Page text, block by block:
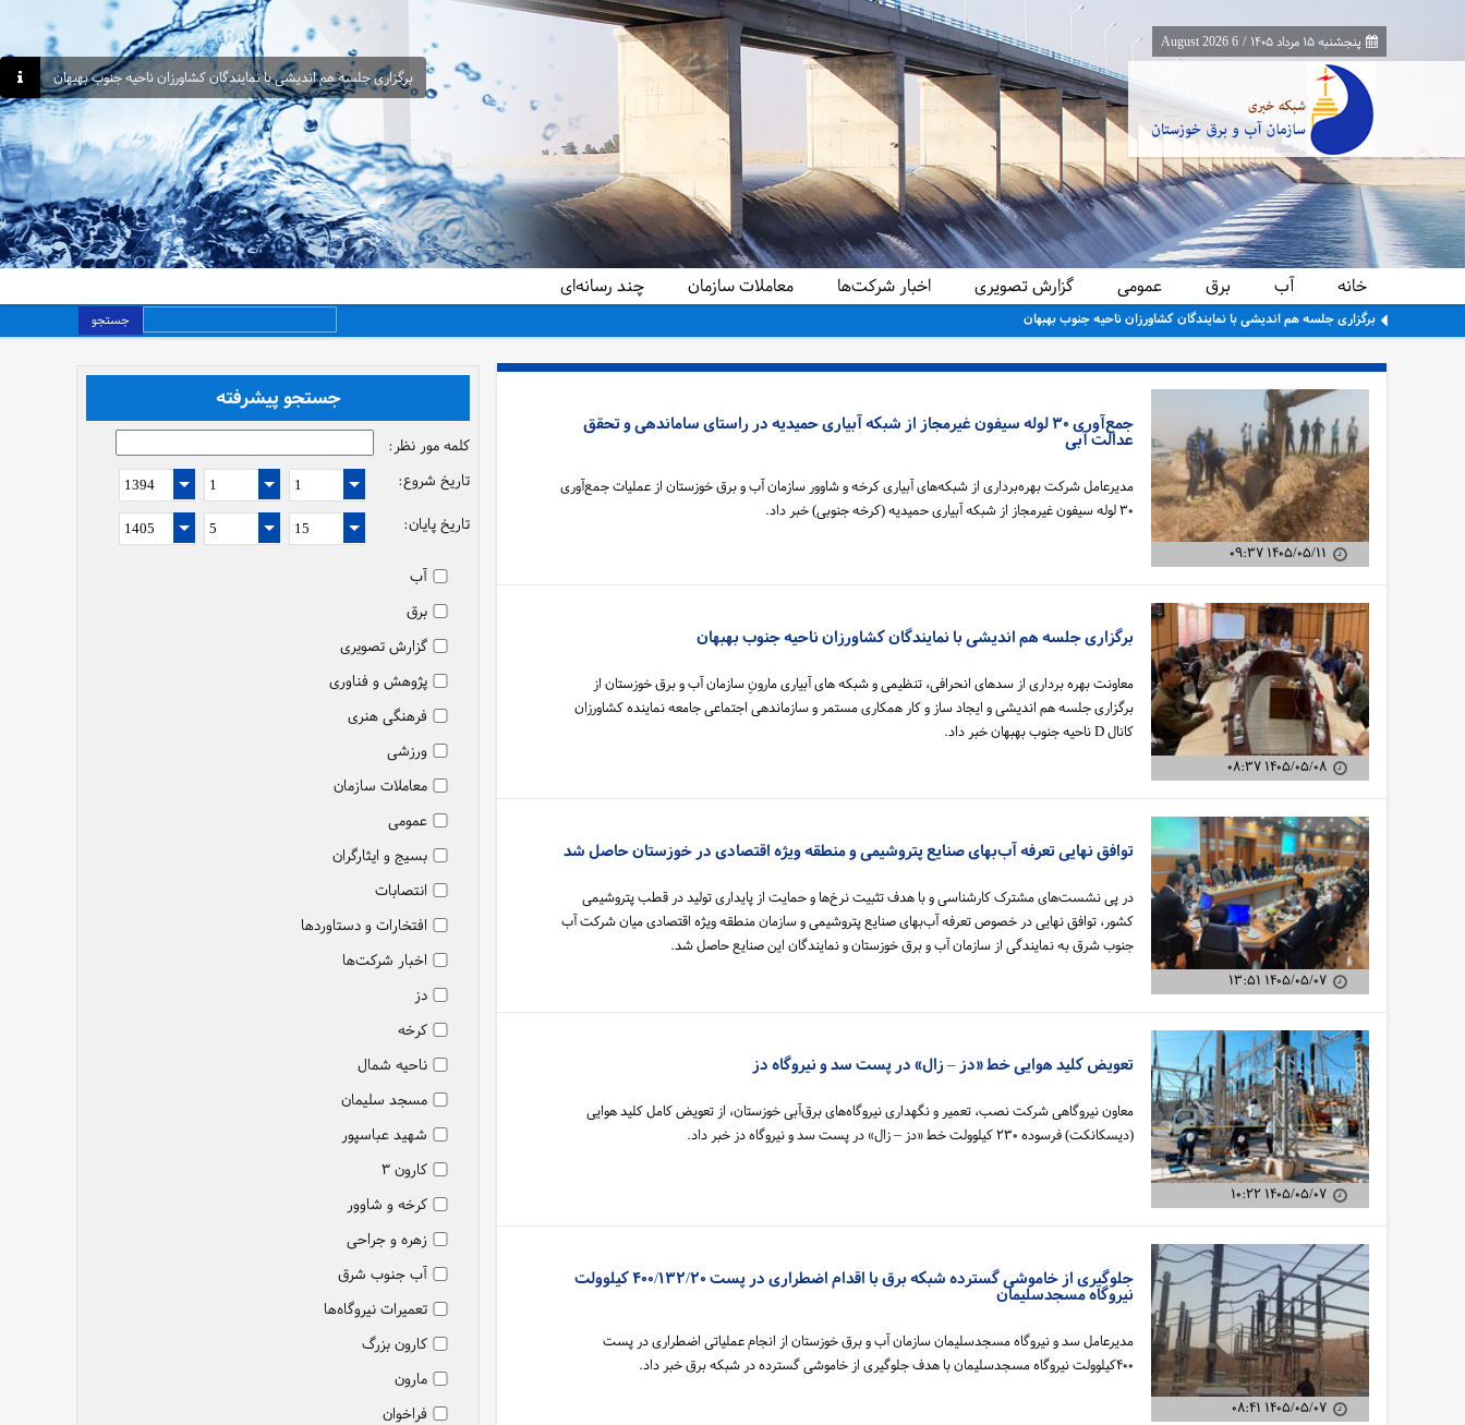
پنجشنبه ۱۵ مرداد ۱۴۰۵ /
6 August 2026
برگزاری جلسه هم اندیشی با نمایندگان کشاورزان ناحیه جنوب بهبهان
خانه آب برق عمومی گزارش تصویری اخبار شرکت‌ها معاملات سازمان چند رسانه‌ای
برگزاری جلسه هم اندیشی با نمایندگان کشاورزان ناحیه جنوب بهبهان جستجو
۱۴۰۵/۰۵/۱۱ ۰۹:۳۷
جمع‌آوری ۳۰ لوله سیفون غیرمجاز از شبکه آبیاری حمیدیه در راستای ساماندهی و تحقق
عدالت آبی
مدیرعامل شرکت بهره‌برداری از شبکه‌های آبیاری کرخه و شاوور سازمان آب و برق خوزستان از عملیات جمع‌آوری
۳۰ لوله سیفون غیرمجاز از شبکه آبیاری حمیدیه (کرخه جنوبی) خبر داد.
۱۴۰۵/۰۵/۰۸ ۰۸:۳۷
برگزاری جلسه هم اندیشی با نمایندگان کشاورزان ناحیه جنوب بهبهان
معاونت بهره برداری از سدهای انحرافی، تنظیمی و شبکه های آبیاری مارونِ سازمان آب و برق خوزستان از
برگزاری جلسه هم اندیشی و ایجاد ساز و کار همکاری مستمر و سازماندهی اجتماعی جامعه نماینده کشاورزان
کانال D ناحیه جنوب بهبهان خبر داد.
۱۴۰۵/۰۵/۰۷ ۱۳:۵۱
توافق نهایی تعرفه آب‌بهای صنایع پتروشیمی و منطقه ویژه اقتصادی در خوزستان حاصل شد
در پی نشست‌های مشترک کارشناسی و با هدف تثبیت نرخ‌ها و حمایت از پایداری تولید در قطب پتروشیمی
کشور، توافق نهایی در خصوص تعرفه آب‌بهای صنایع پتروشیمی و سازمان منطقه ویژه اقتصادی میان شرکت آب
جنوب شرق به نمایندگی از سازمان آب و برق خوزستان و نمایندگان این صنایع حاصل شد.
۱۴۰۵/۰۵/۰۷ ۱۰:۲۲
تعویض کلید هوایی خط «دز – زال» در پست سد و نیروگاه دز
معاون نیروگاهی شرکت نصب، تعمیر و نگهداری نیروگاه‌های برق‌آبی خوزستان، از تعویض کامل کلید هوایی
(دیسکانکت) فرسوده ۲۳۰ کیلوولت خط «دز – زال» در پست سد و نیروگاه دز خبر داد.
۱۴۰۵/۰۵/۰۷ ۰۸:۴۱
جلوگیری از خاموشی گسترده شبکه برق با اقدام اضطراری در پست ۴۰۰/۱۳۲/۲۰ کیلوولت
نیروگاه مسجدسلیمان
مدیرعامل سد و نیروگاه مسجدسلیمان سازمان آب و برق خوزستان از انجام عملیاتی اضطراری در پست
۴۰۰کیلوولت نیروگاه مسجدسلیمان با هدف جلوگیری از خاموشی گسترده در شبکه برق خبر داد.
جستجو پیشرفته
کلمه مور نظر:
تاریخ شروع:
تاریخ پایان:
آب
برق
گزارش تصویری
پژوهش و فناوری
فرهنگی هنری
ورزشی
معاملات سازمان
عمومی
بسیج و ایثارگران
انتصابات
افتخارات و دستاوردها
اخبار شرکت‌ها
دز
کرخه
ناحیه شمال
مسجد سلیمان
شهید عباسپور
کارون ۳
کرخه و شاوور
زهره و جراحی
آب جنوب شرق
تعمیرات نیروگاه‌ها
کارون بزرگ
مارون
فراخوان